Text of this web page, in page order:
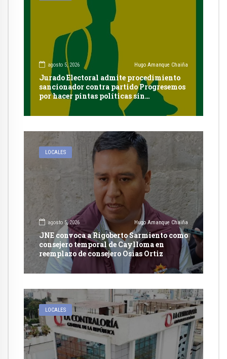
agosto 5, 2026 Hugo Amanque Chaiña
Jurado Electoral admite procedimiento
sancionador contra partido Progresemos
por hacer pintas políticas sin
autorización en Cayma
LOCALES
agosto 5, 2026 Hugo Amanque Chaiña
JNE convoca a Rigoberto Sarmiento como
consejero temporal de Caylloma en
reemplazo de consejero Osias Ortiz
LOCALES